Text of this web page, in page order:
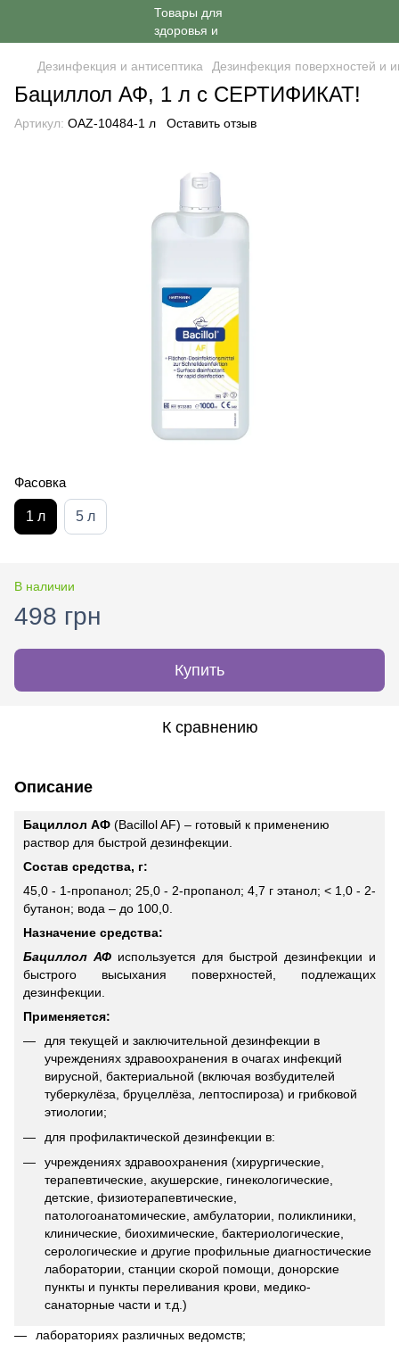
Дезинфекция и антисептика Дезинфекция поверхностей и
Бациллол АФ, 1 л с СЕРТИФИКАТ!
Артикул: OAZ-10484-1 л Оставить отзыв
Фасовка
1 л 5 л
В наличии
498 грн
Купить
К сравнению
Описание
Бациллол АФ (Bacillol AF) – готовый к применению
раствор для быстрой дезинфекции.
Состав средства, г:
45,0 - 1-пропанол; 25,0 - 2-пропанол; 4,7 г этанол; < 1,0 - 2-
бутанон; вода – до 100,0.
Назначение средства:
Бациллол АФиспользуется для быстрой дезинфекции и
быстрого высыхания поверхностей, подлежащих
дезинфекции.
Применяется:
для текущей и заключительной дезинфекции в
учреждениях здравоохранения в очагах инфекций
вирусной, бактериальной (включая возбудителей
туберкулёза, бруцеллёза, лептоспироза) и грибковой
этиологии;
для профилактической дезинфекции в:
учреждениях здравоохранения (хирургические,
терапевтические, акушерские, гинекологические,
детские, физиотерапевтические,
патологоанатомические, амбулатории, поликлиники,
клинические, биохимические, бактериологические,
серологические и другие профильные диагностические
лаборатории, станции скорой помощи, донорские
пункты и пункты переливания крови, медико-
санаторные части и т.д.)
лабораториях различных ведомств;